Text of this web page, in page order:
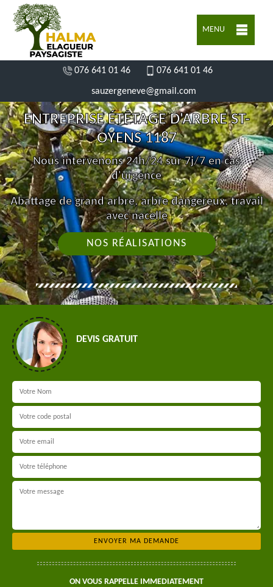
MENU
076 641 01 46 076 641 01 46
sauzergeneve@gmail.com
ENTREPRISE ÉTÊTAGE D'ARBRE ST-
OYENS 1187
Nous intervenons 24h/24 sur 7j/7 en cas
d'urgence
Abattage de grand arbre, arbre dangereux, travail
avec nacelle
NOS RÉALISATIONS
DEVIS GRATUIT
ON VOUS RAPPELLE IMMEDIATEMENT